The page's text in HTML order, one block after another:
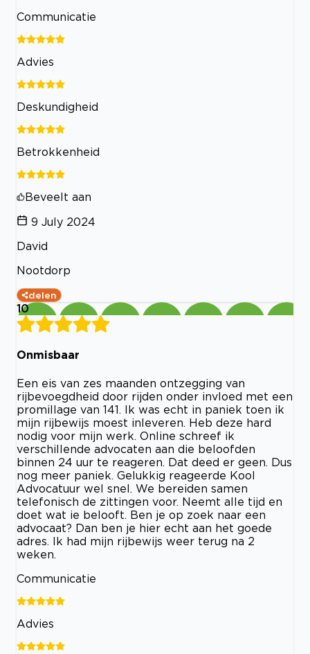
Communicatie
Advies
Deskundigheid
Betrokkenheid
Beveelt aan
9 July 2024
David
Nootdorp
delen
10
Onmisbaar
Een eis van zes maanden ontzegging van
rijbevoegdheid door rijden onder invloed met een
promillage van 141. Ik was echt in paniek toen ik
mijn rijbewijs moest inleveren. Heb deze hard
nodig voor mijn werk. Online schreef ik
verschillende advocaten aan die beloofden
binnen 24 uur te reageren. Dat deed er geen. Dus
nog meer paniek. Gelukkig reageerde Kool
Advocatuur wel snel. We bereiden samen
telefonisch de zittingen voor. Neemt alle tijd en
doet wat ie belooft. Ben je op zoek naar een
advocaat? Dan ben je hier echt aan het goede
adres. Ik had mijn rijbewijs weer terug na 2
weken.
Communicatie
Advies